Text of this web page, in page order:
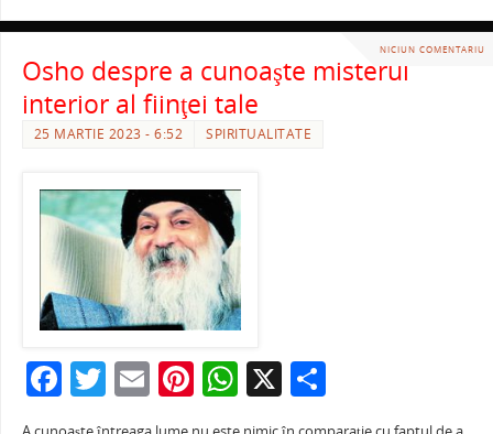
e
b
o
o
er l e
st
s
A
p
p
je
a
ză
NICIUN COMENTARIU
Osho despre a cunoaşte misterul
interior al fiinţei tale
25 MARTIE 2023 - 6:52 SPIRITUALITATE
F T E
m
Pi W
h
X P